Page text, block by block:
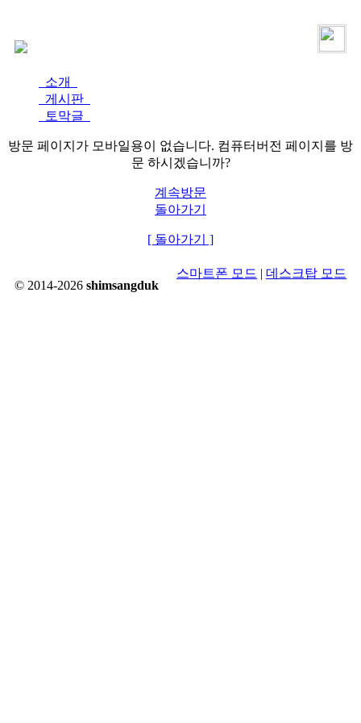
소개
게시판
토막글
방문 페이지가 모바일용이 없습니다. 컴퓨터버전 페이지를 방
문 하시겠습니까?
계속방문
돌아가기
[ 돌아가기 ]
© 2014-2026 shimsangduk
스마트폰 모드 | 데스크탑 모드